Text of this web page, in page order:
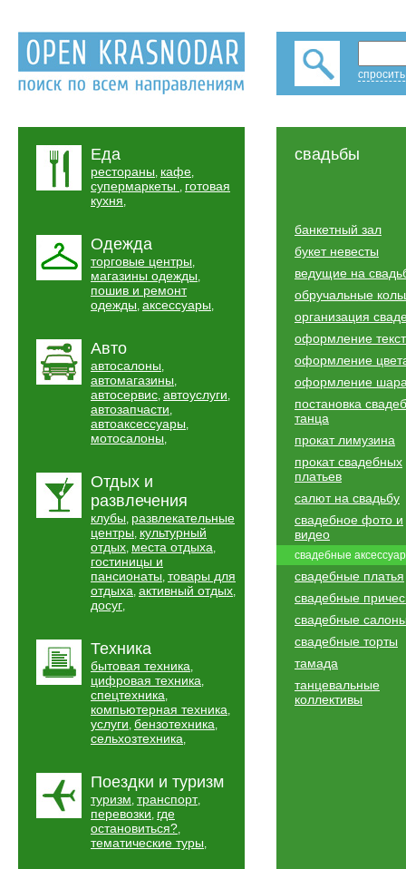
Еда
рестораны, кафе,
супермаркеты , готовая
кухня,
Одежда
торговые центры,
магазины одежды,
пошив и ремонт
одежды, аксессуары,
Авто
автосалоны,
автомагазины,
автосервис, автоуслуги,
автозапчасти,
автоаксессуары,
мотосалоны,
Отдых и
развлечения
клубы, развлекательные
центры, культурный
отдых, места отдыха,
гостиницы и
пансионаты, товары для
отдыха, активный отдых,
досуг,
Техника
бытовая техника,
цифровая техника,
спецтехника,
компьютерная техника,
услуги, бензотехника,
сельхозтехника,
Поездки и туризм
туризм, транспорт,
перевозки, где
остановиться?,
тематические туры,
свадьбы
банкетный зал
букет невесты
ведущие на
обручальные
организация
оформление
оформление
оформление
постановка
танца
прокат лимузина
прокат свадебных
платьев
салют на свадьбу
свадебное фото и
видео
свадебные
свадебные платья
свадебные
свадебные
свадебные торты
тамада
танцевальные
коллективы